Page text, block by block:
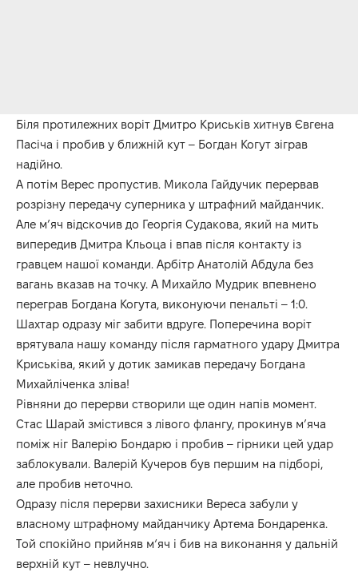
Біля протилежних воріт Дмитро Криськів хитнув Євгена
Пасіча і пробив у ближній кут – Богдан Когут зіграв
надійно.
А потім Верес пропустив. Микола Гайдучик перервав
розрізну передачу суперника у штрафний майданчик.
Але м’яч відскочив до Георгія Судакова, який на мить
випередив Дмитра Кльоца і впав після контакту із
гравцем нашої команди. Арбітр Анатолій Абдула без
вагань вказав на точку. А Михайло Мудрик впевнено
переграв Богдана Когута, виконуючи пенальті – 1:0.
Шахтар одразу міг забити вдруге. Поперечина воріт
врятувала нашу команду після гарматного удару Дмитра
Криськіва, який у дотик замикав передачу Богдана
Михайліченка зліва!
Рівняни до перерви створили ще один напів момент.
Стас Шарай змістився з лівого флангу, прокинув м’яча
поміж ніг Валерію Бондарю і пробив – гірники цей удар
заблокували. Валерій Кучеров був першим на підборі,
але пробив неточно.
Одразу після перерви захисники Вереса забули у
власному штрафному майданчику Артема Бондаренка.
Той спокійно прийняв м‘яч і бив на виконання у дальній
верхній кут – невлучно.